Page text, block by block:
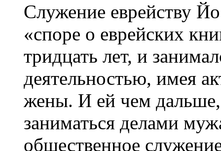
Служение еврейству
«споре о еврейских
тридцать лет, и
деятельностью, имея
жены. И ей чем
заниматься делами
общественное